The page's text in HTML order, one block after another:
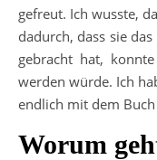
gefreut. Ich wusste,
dadurch, dass sie
gebracht hat,
werden würde. Ich
endlich mit dem
Worum